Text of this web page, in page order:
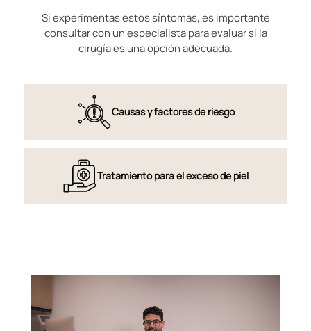
Causas y factores de riesgo
Tratamiento para el exceso de piel
Si experimentas estos síntomas, es importante
consultar con un especialista para evaluar si la
cirugía es una opción adecuada.